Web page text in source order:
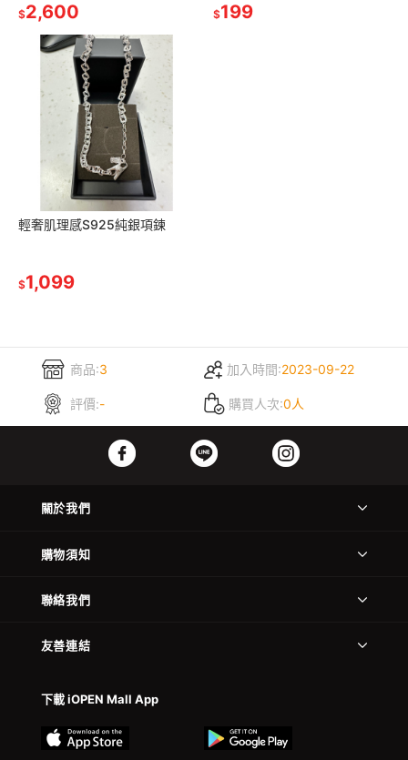
$2,600 $199
輕奢肌理感S925純銀項鍊
$1,099
商品:3 加入時間:2023-09-22
評價:- 購買人次:0人
關於我們
購物須知
聯絡我們
友善連結
下載 iOPEN Mall App